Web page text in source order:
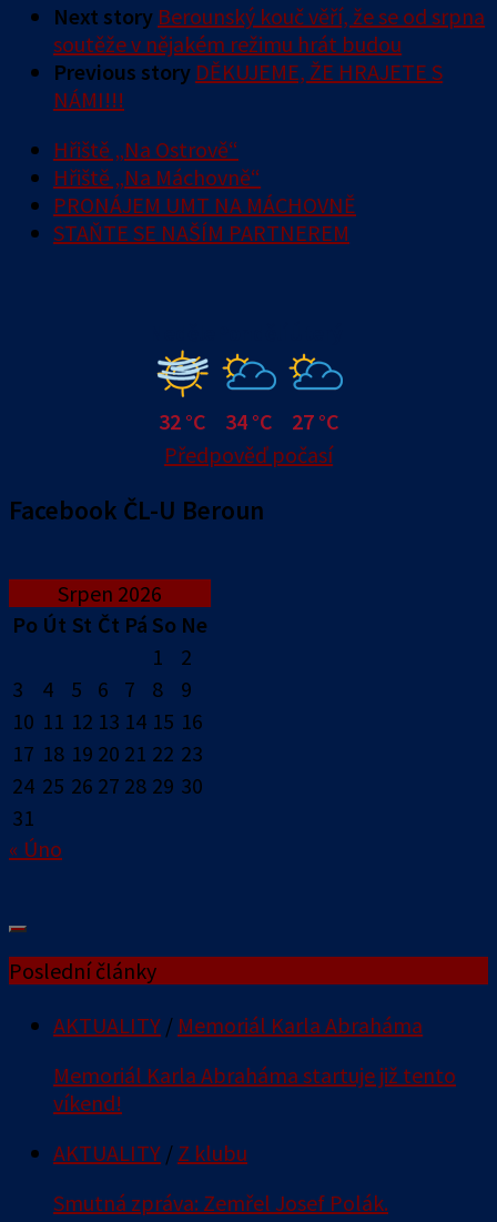
Next story Berounský kouč věří, že se od srpna
soutěže v nějakém režimu hrát budou
Previous story DĚKUJEME, ŽE HRAJETE S
NÁMI!!!
Hřiště „Na Ostrově“
Hřiště „Na Máchovně“
PRONÁJEM UMT NA MÁCHOVNĚ
STAŇTE SE NAŠÍM PARTNEREM
32 °C 34 °C
27 °C
Předpověď počasí
Facebook ČL-U Beroun
Srpen 2026
Po Út St Čt Pá So Ne
1
2
3
4 5 6 7 8
9
10 11 12 13 14 15 16
17 18 19 20 21 22 23
24 25 26 27 28 29 30
31
« Úno
Poslední články
AKTUALITY / Memoriál Karla Abraháma
Memoriál Karla Abraháma startuje již tento
víkend!
AKTUALITY / Z klubu
Smutná zpráva: Zemřel Josef Polák.